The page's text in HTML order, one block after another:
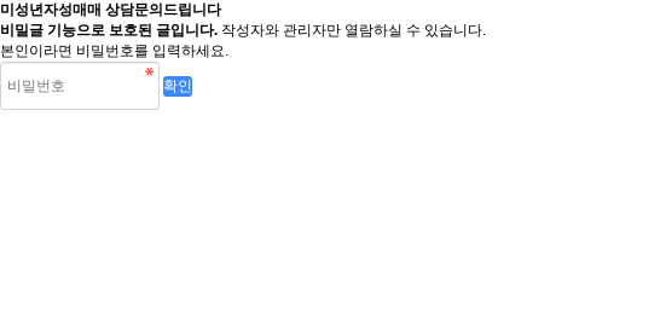
미성년자성매매 상담문의드립니다
비밀글 기능으로 보호된 글입니다. 작성자와 관리자만 열람하실 수 있습니다.
본인이라면 비밀번호를 입력하세요.